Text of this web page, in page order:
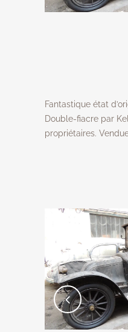
Fantastique état
Double-fiacre par
propriétaires.